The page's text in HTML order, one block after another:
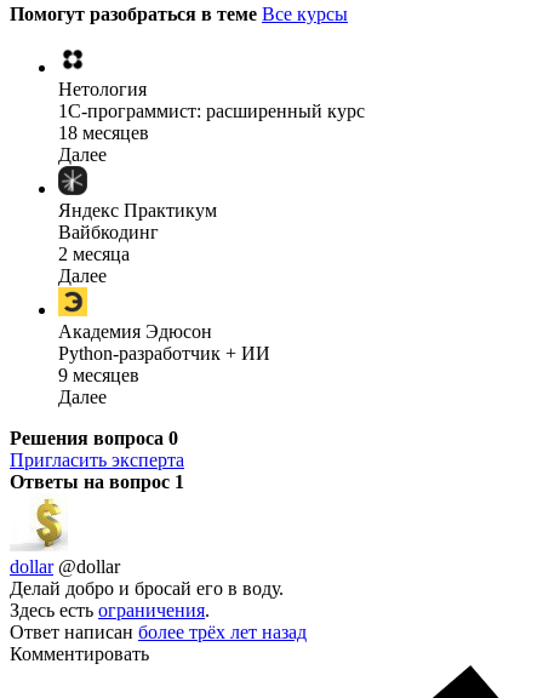
Помогут разобраться в теме Все курсы
Нетология
1C-программист: расширенный курс
18 месяцев
Далее
Яндекс Практикум
Вайбкодинг
2 месяца
Далее
Академия Эдюсон
Python-разработчик + ИИ
9 месяцев
Далее
Решения вопроса 0
Пригласить эксперта
Ответы на вопрос 1
dollar @dollar
Делай добро и бросай его в воду.
Здесь есть ограничения.
Ответ написан более трёх лет назад
Комментировать